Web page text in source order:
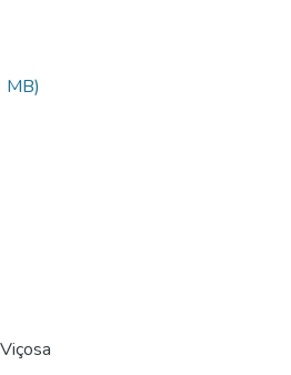
MB)